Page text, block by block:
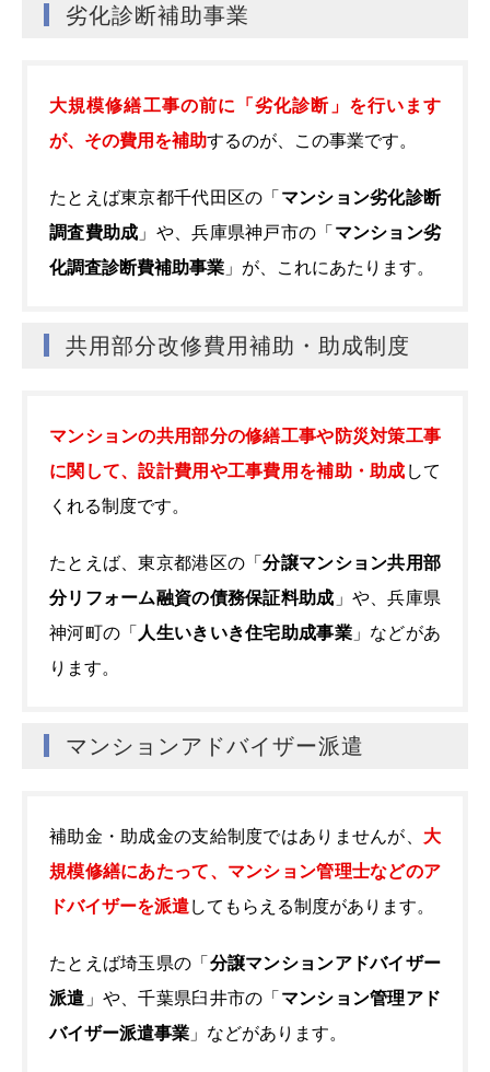
劣化診断補助事業
大規模修繕工事の前に「劣化診断」を行います
が、その費用を補助するのが、この事業です。
たとえば東京都千代田区の「マンション劣化診断
調査費助成 」や、兵庫県神戸市の「マンション劣
化調査診断費補助事業 」が、これにあたります。
共用部分改修費用補助・助成制度
マンションの共用部分の修繕工事や防災対策工事
に関して、設計費用や工事費用を補助・助成 して
くれる制度です。
たとえば、東京都港区の「分譲マンション共用部
分リフォーム融資の債務保証料助成 」や、兵庫県
神河町の「 人生いきいき住宅助成事業」などがあ
ります。
マンションアドバイザー派遣
補助金・助成金の支給制度ではありませんが、 大
規模修繕にあたって、マンション管理士などのア
ドバイザーを派遣してもらえる制度があります。
たとえば埼玉県の「分譲マンションアドバイザー
派遣 」や、千葉県臼井市の「マンション管理アド
バイザー派遣事業 」などがあります。